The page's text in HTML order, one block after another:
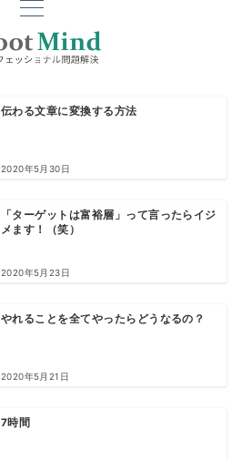
伝わる文章に変換する方法
2020年5月30日
「ターゲットは富裕層」って言ったらイジ
メます！（笑）
2020年5月23日
やれることを全てやったらどうなるの？
2020年5月21日
7時間